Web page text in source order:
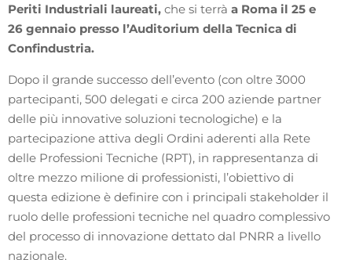
Periti Industriali laureati, che si terràa Roma il 25 e
26 gennaio presso l’Auditorium della Tecnica di
Confindustria.
Dopo il grande successo dell’evento (con oltre 3000
partecipanti, 500 delegati e circa 200 aziende partner
delle più innovative soluzioni tecnologiche) e la
partecipazione attiva degli Ordini aderenti alla Rete
delle Professioni Tecniche (RPT), in rappresentanza di
oltre mezzo milione di professionisti, l’obiettivo di
questa edizione è definire con i principali stakeholder il
ruolo delle professioni tecniche nel quadro complessivo
del processo di innovazione dettato dal PNRR a livello
nazionale.